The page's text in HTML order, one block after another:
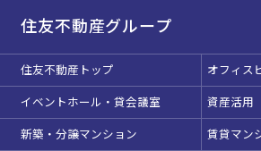
住友不動産グループ
住友不動産トップ
オフィス
イベントホール・貸会議室
資産活用
新築・分譲マンション
賃貸マン
この条件で検索
選択している条件をリセ